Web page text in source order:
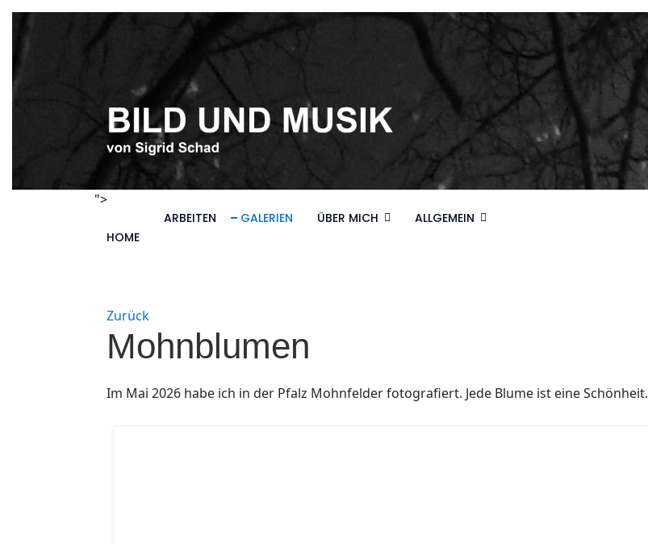
">
HOME
ARBEITEN GALERIEN ÜBER MICH ALLGEMEIN
Zurück
Mohnblumen
Im Mai 2026 habe ich in der Pfalz Mohnfelder fotografiert. Jede Blume ist eine Schönheit.